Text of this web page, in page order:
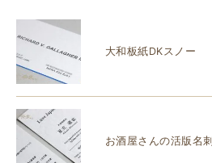
大和板紙DKスノー
お酒屋さんの活版名刺